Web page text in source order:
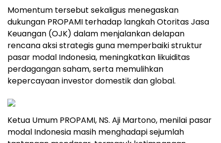
Momentum tersebut sekaligus menegaskan
dukungan PROPAMI terhadap langkah Otoritas Jasa
Keuangan (OJK) dalam menjalankan delapan
rencana aksi strategis guna memperbaiki struktur
pasar modal Indonesia, meningkatkan likuiditas
perdagangan saham, serta memulihkan
kepercayaan investor domestik dan global.
Ketua Umum PROPAMI, NS. Aji Martono, menilai pasar
modal Indonesia masih menghadapi sejumlah